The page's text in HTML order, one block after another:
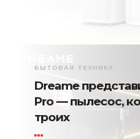
БЫТОВАЯ ТЕХНИКА
Dreame
Pro — пылесос,
троих